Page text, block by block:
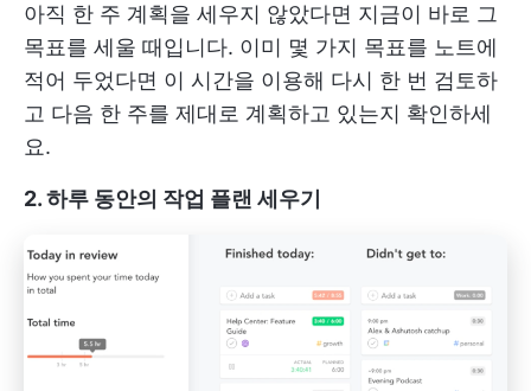
아직 한 주 계획을 세우지 않았다면 지금이 바로 그
목표를 세울 때입니다. 이미 몇 가지 목표를 노트에
적어 두었다면 이 시간을 이용해 다시 한 번 검토하
고 다음 한 주를 제대로 계획하고 있는지 확인하세
요.
2. 하루 동안의 작업 플랜 세우기